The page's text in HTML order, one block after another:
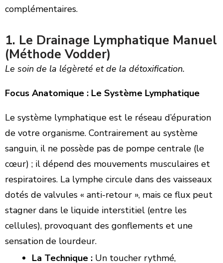
complémentaires.
1. Le Drainage Lymphatique Manuel
(Méthode Vodder)
Le soin de la légèreté et de la détoxification.
Focus Anatomique : Le Système Lymphatique
Le système lymphatique est le réseau d’épuration
de votre organisme. Contrairement au système
sanguin, il ne possède pas de pompe centrale (le
cœur) ; il dépend des mouvements musculaires et
respiratoires. La lymphe circule dans des vaisseaux
dotés de valvules « anti-retour », mais ce flux peut
stagner dans le liquide interstitiel (entre les
cellules), provoquant des gonflements et une
sensation de lourdeur.
La Technique : Un toucher rythmé,